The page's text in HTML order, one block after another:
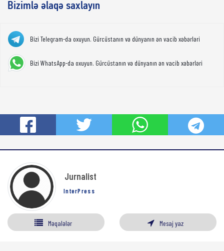
Bizimlə əlaqə saxlayın
Bizi Telegram-da oxuyun. Gürcüstanın və dünyanın ən vacib xəbərləri
Bizi WhatsApp-da oxuyun. Gürcüstanın və dünyanın ən vacib xəbərləri
Jurnalist
InterPress
Məqalələr Mesaj yaz